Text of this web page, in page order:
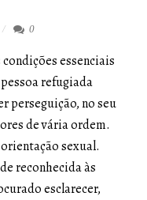
0
essenciais
refugiada
perseguição, no seu
de vária ordem.
sexual.
reconhecida às
esclarecer,